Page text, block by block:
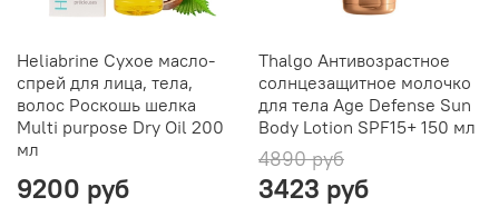
Heliabrine Сухое масло-
спрей для лица, тела,
волос Роскошь шелка
Multi purpose Dry Oil 200
мл
9200 руб
Thalgo Антивозрастное
солнцезащитное молочко
для тела Age Defense Sun
Body Lotion SPF15+ 150 мл
4890 руб
3423 руб